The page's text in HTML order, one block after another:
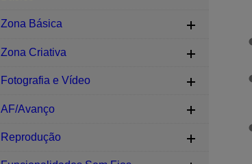
Zona Básica
Zona Criativa
Fotografia e Vídeo
AF/Avanço
Reprodução